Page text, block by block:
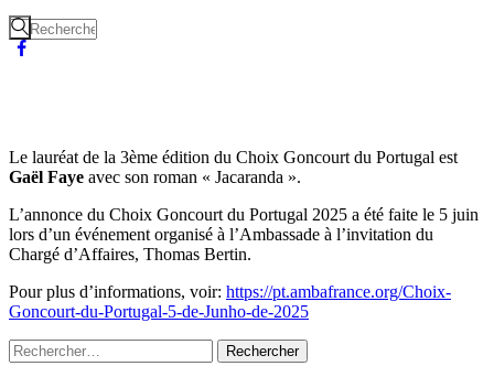
Le lauréat de la 3ème édition du Choix Goncourt du Portugal est
Gaël Faye avec son roman « Jacaranda ».
L’annonce du Choix Goncourt du Portugal 2025 a été faite le 5 juin
lors d’un événement organisé à l’Ambassade à l’invitation du
Chargé d’Affaires, Thomas Bertin.
Pour plus d’informations, voir: https://pt.ambafrance.org/Choix-
Goncourt-du-Portugal-5-de-Junho-de-2025